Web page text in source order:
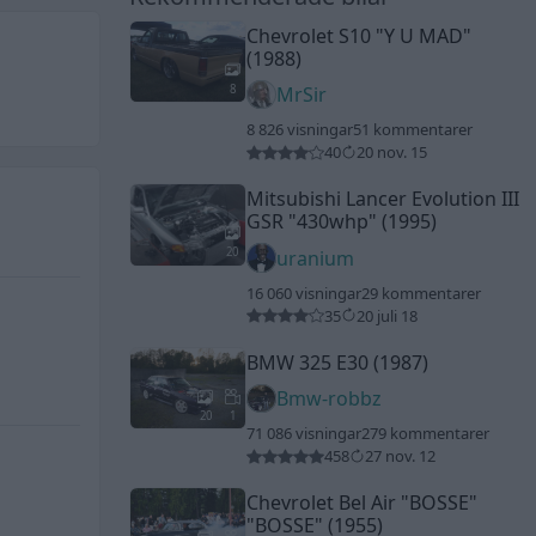
8
Chevrolet S10 "Y U MAD"
(1988)
MrSir
8 826 visningar51 kommentarer
40
20 nov. 15
20
Mitsubishi Lancer Evolution III
GSR "430whp" (1995)
uranium
16 060 visningar29 kommentarer
35
20 juli 18
20 1
BMW 325 E30 (1987)
Bmw-robbz
71 086 visningar279 kommentarer
458
27 nov. 12
Chevrolet Bel Air "BOSSE"
"BOSSE" (1955)